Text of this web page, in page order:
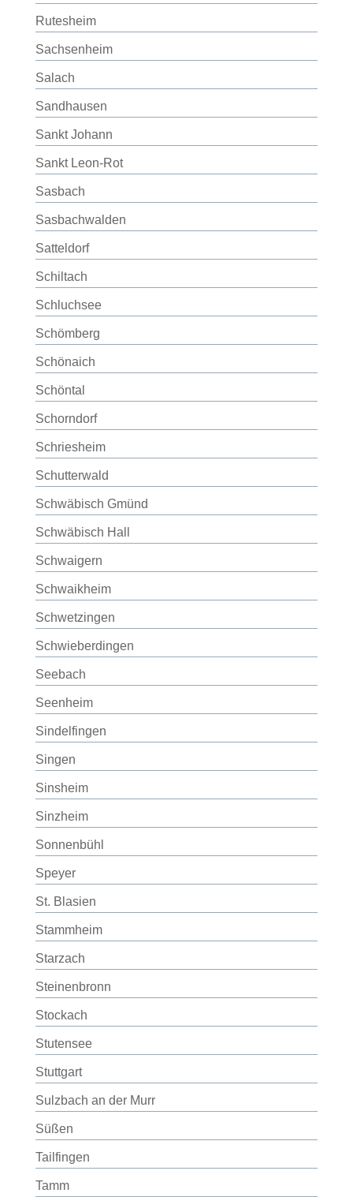
Rutesheim
Sachsenheim
Salach
Sandhausen
Sankt Johann
Sankt Leon-Rot
Sasbach
Sasbachwalden
Satteldorf
Schiltach
Schluchsee
Schömberg
Schönaich
Schöntal
Schorndorf
Schriesheim
Schutterwald
Schwäbisch Gmünd
Schwäbisch Hall
Schwaigern
Schwaikheim
Schwetzingen
Schwieberdingen
Seebach
Seenheim
Sindelfingen
Singen
Sinsheim
Sinzheim
Sonnenbühl
Speyer
St. Blasien
Stammheim
Starzach
Steinenbronn
Stockach
Stutensee
Stuttgart
Sulzbach an der Murr
Süßen
Tailfingen
Tamm